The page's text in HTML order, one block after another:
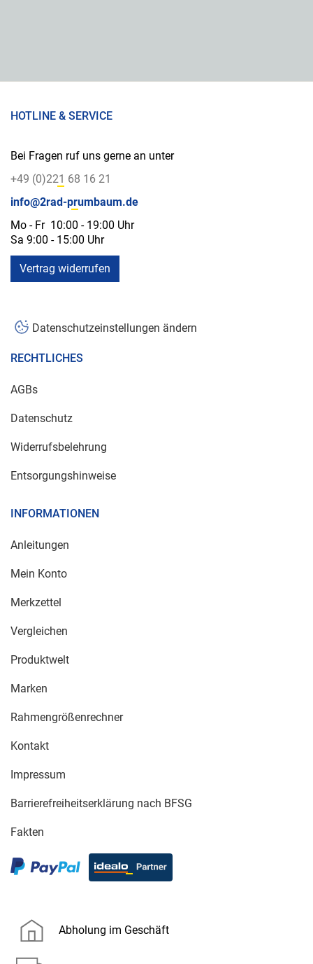
HOTLINE & SERVICE
Bei Fragen ruf uns gerne an unter
+49 (0)221 68 16 21
info@2rad-prumbaum.de
Mo - Fr 10:00 - 19:00 Uhr
Sa 9:00 - 15:00 Uhr
Vertrag widerrufen
Datenschutzeinstellungen ändern
RECHTLICHES
AGBs
Datenschutz
Widerrufsbelehrung
Entsorgungshinweise
INFORMATIONEN
Anleitungen
Mein Konto
Merkzettel
Vergleichen
Produktwelt
Marken
Rahmengrößenrechner
Kontakt
Impressum
Barrierefreiheitserklärung nach BFSG
Fakten
Abholung im Geschäft